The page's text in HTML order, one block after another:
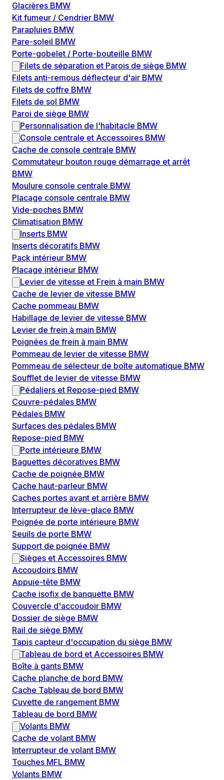
Glacières BMW
Kit fumeur / Cendrier BMW
Parapluies BMW
Pare-soleil BMW
Porte-gobelet / Porte-bouteille BMW
Filets de séparation et Parois de siège BMW
Filets anti-remous déflecteur d'air BMW
Filets de coffre BMW
Filets de sol BMW
Paroi de siège BMW
Personnalisation de l'habitacle BMW
Console centrale et Accessoires BMW
Cache de console centrale BMW
Commutateur bouton rouge démarrage et arrêt
BMW
Moulure console centrale BMW
Placage console centrale BMW
Vide-poches BMW
Climatisation BMW
Inserts BMW
Inserts décoratifs BMW
Pack intérieur BMW
Placage intérieur BMW
Levier de vitesse et Frein à main BMW
Cache de levier de vitesse BMW
Cache pommeau BMW
Habillage de levier de vitesse BMW
Levier de frein à main BMW
Poignées de frein à main BMW
Pommeau de levier de vitesse BMW
Pommeau de sélecteur de boîte automatique BMW
Soufflet de levier de vitesse BMW
Pédaliers et Repose-pied BMW
Couvre-pédales BMW
Pédales BMW
Surfaces des pédales BMW
Repose-pied BMW
Porte intérieure BMW
Baguettes décoratives BMW
Cache de poignée BMW
Cache haut-parleur BMW
Caches portes avant et arrière BMW
Interrupteur de lève-glace BMW
Poignée de porte intérieure BMW
Seuils de porte BMW
Support de poignée BMW
Sièges et Accessoires BMW
Accoudoirs BMW
Appuie-tête BMW
Cache isofix de banquette BMW
Couvercle d'accoudoir BMW
Dossier de siège BMW
Rail de siège BMW
Tapis capteur d'occupation du siège BMW
Tableau de bord et Accessoires BMW
Boîte à gants BMW
Cache planche de bord BMW
Cache Tableau de bord BMW
Cuvette de rangement BMW
Tableau de bord BMW
Volants BMW
Cache de volant BMW
Interrupteur de volant BMW
Touches MFL BMW
Volants BMW